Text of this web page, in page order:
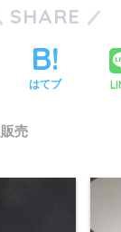
SHARE
はてブ
売